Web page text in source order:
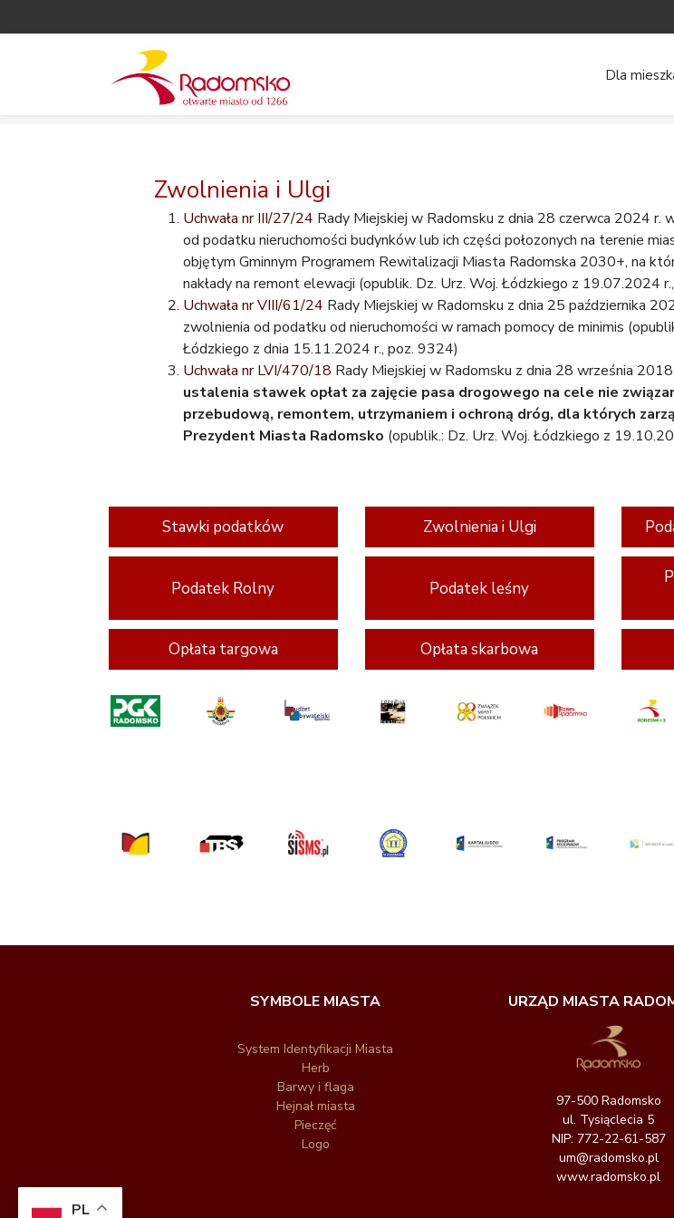
Dla
Zwolnienia i Ulgi
Uchwała nr III/27/24 Rady Miejskiej w Radomsku z dnia 28 czerwca 2024 r.
od podatku nieruchomości budynków lub ich części połozonych na terenie
objętym Gminnym Programem Rewitalizacji Miasta Radomska 2030+, na
nakłady na remont elewacji (opublik. Dz. Urz. Woj. Łódzkiego z 19.07.2024
Uchwała nr VIII/61/24 Rady Miejskiej w Radomsku z dnia 25 października
zwolnienia od podatku od nieruchomości w ramach pomocy de minimis
Łódzkiego z dnia 15.11.2024 r., poz. 9324)
Uchwała nr LVI/470/18 Rady Miejskiej w Radomsku z dnia 28 września
ustalenia stawek opłat za zajęcie pasa drogowego na cele nie
przebudową, remontem, utrzymaniem i ochroną dróg, dla których
Prezydent Miasta Radomsko (opublik.: Dz. Urz. Woj. Łódzkiego z
Stawki podatków Zwolnienia i Ulgi
Podatek Rolny Podatek leśny
Opłata targowa Opłata skarbowa
SYMBOLE MIASTA
System Identyfikacji Miasta
Herb
Barwy i flaga
Hejnał miasta
Pieczęć
Logo
URZĄD MIASTA
97-500 Radomsko
ul. Tysiąclecia 5
NIP: 772-22-61-587
um@radomsko.pl
www.radomsko.pl
PL